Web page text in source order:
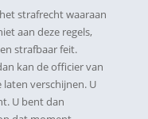
strafrecht waaraan
aan deze regels,
strafbaar feit.
kan de officier van
verschijnen. U
U bent dan